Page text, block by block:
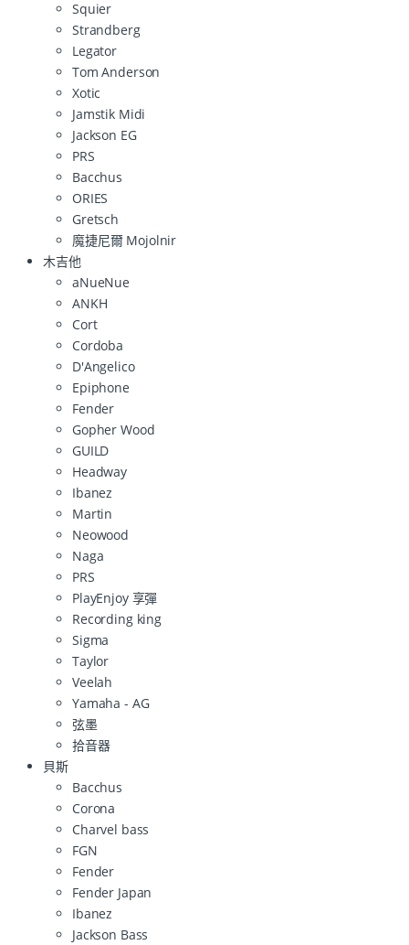
Squier
Strandberg
Legator
Tom Anderson
Xotic
Jamstik Midi
Jackson EG
PRS
Bacchus
ORIES
Gretsch
魔捷尼爾 Mojolnir
木吉他
aNueNue
ANKH
Cort
Cordoba
D'Angelico
Epiphone
Fender
Gopher Wood
GUILD
Headway
Ibanez
Martin
Neowood
Naga
PRS
PlayEnjoy 享彈
Recording king
Sigma
Taylor
Veelah
Yamaha - AG
弦墨
拾音器
貝斯
Bacchus
Corona
Charvel bass
FGN
Fender
Fender Japan
Ibanez
Jackson Bass